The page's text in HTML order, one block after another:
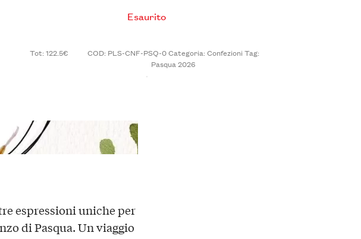
Esaurito
Tot: 122.5€ COD: PLS-CNF-PSQ-0Categoria:ConfezioniTag:
Pasqua 2026
espressioni uniche per
di Pasqua. Un viaggio